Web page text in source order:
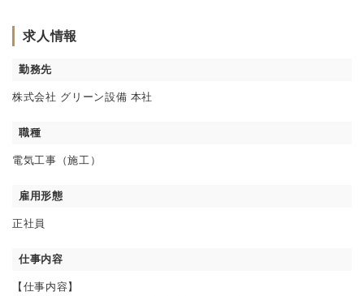
求人情報
勤務先
株式会社 グリーン設備 本社
職種
電気工事（施工）
雇用形態
正社員
仕事内容
【仕事内容】